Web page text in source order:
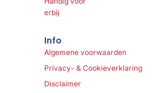
erbij
Info
Algemene voorwaarden
Privacy- & Cookieverklaring
Disclaimer